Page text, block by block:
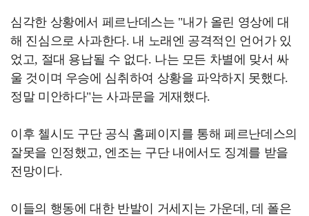
심각한 상황에서 페르난데스는 "내가 올린 영상에 대
해 진심으로 사과한다. 내 노래엔 공격적인 언어가 있
었고, 절대 용납될 수 없다. 나는 모든 차별에 맞서 싸
울 것이며 우승에 심취하여 상황을 파악하지 못했다.
정말 미안하다"는 사과문을 게재했다.
이후 첼시도 구단 공식 홈페이지를 통해 페르난데스의
잘못을 인정했고, 엔조는 구단 내에서도 징계를 받을
전망이다.
이들의 행동에 대한 반발이 거세지는 가운데, 데 폴은